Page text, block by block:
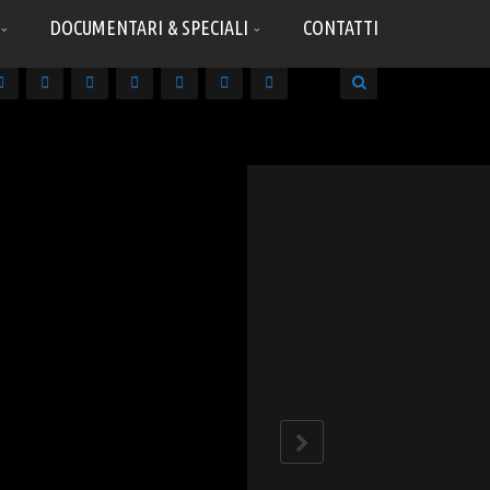
DOCUMENTARI & SPECIALI CONTATTI